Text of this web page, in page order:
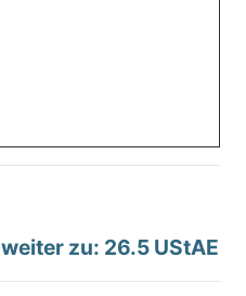
weiter zu: 26.5 UStAE